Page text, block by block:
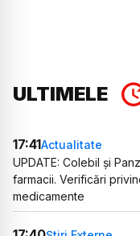
ULTIMELE
17:41Actualitate
UPDATE: Colebil și
farmacii. Verificări
medicamente